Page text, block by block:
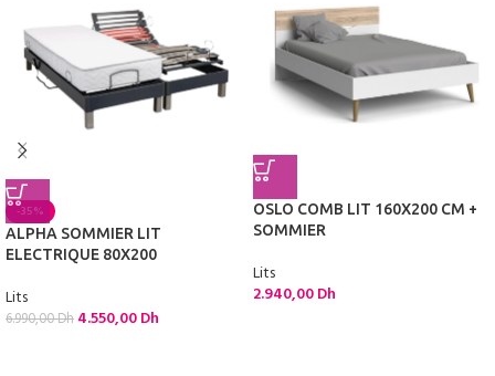
-35%
ALPHA SOMMIER LIT
ELECTRIQUE 80X200
Lits
6.990,00Dh 4.550,00Dh
OSLO COMB LIT 160X200 CM +
SOMMIER
Lits
2.940,00Dh